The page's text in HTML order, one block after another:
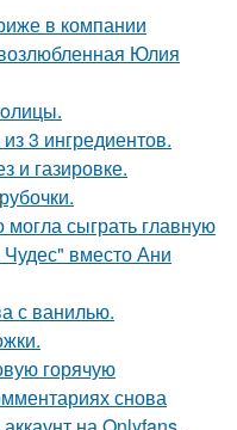
в компании
Юлия
3 ингредиентов.
и газировке.
могла сыграть главную
вместо Ани
с ванилью.
горячую
снова